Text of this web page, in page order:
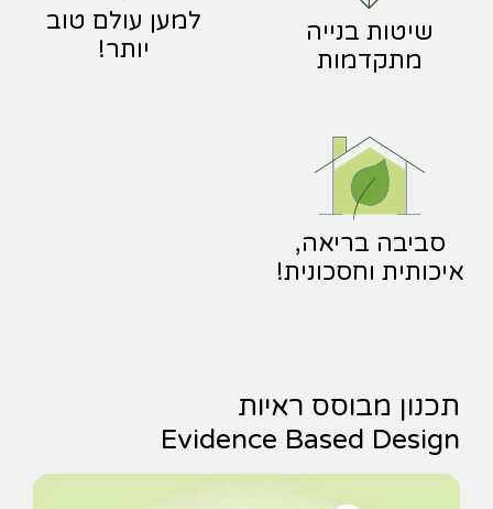
שיטות בנייה
מתקדמות
למען עולם טוב
יותר!
סביבה בריאה,
איכותית וחסכונית!
תכנון מבוסס ראיות
Evidence Based Design